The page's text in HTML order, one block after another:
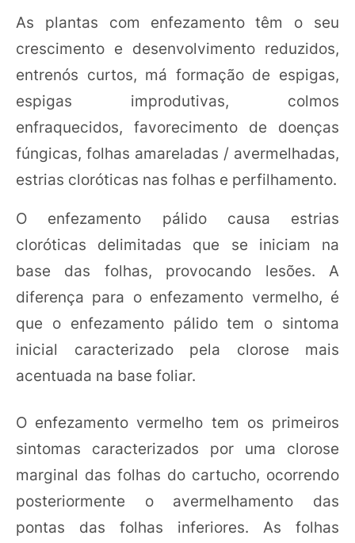
As plantas com enfezamento têm o seu
crescimento e desenvolvimento reduzidos,
entrenós curtos, má formação de espigas,
espigas improdutivas, colmos
enfraquecidos, favorecimento de doenças
fúngicas, folhas amareladas / avermelhadas,
estrias cloróticas nas folhas e perfilhamento.
O enfezamento pálido causa estrias
cloróticas delimitadas que se iniciam na
base das folhas, provocando lesões. A
diferença para o enfezamento vermelho, é
que o enfezamento pálido tem o sintoma
inicial caracterizado pela clorose mais
acentuada na base foliar.
O enfezamento vermelho tem os primeiros
sintomas caracterizados por uma clorose
marginal das folhas do cartucho, ocorrendo
posteriormente o avermelhamento das
pontas das folhas inferiores. As folhas